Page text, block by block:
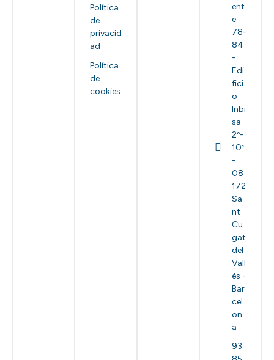
Política
de
privacid
ad
Política
de
cookies
ent
e
78-
84
-
Edi
fici
o
Inbi
sa
2º-
10ª
-
08
172
Sa
nt
Cu
gat
del
Vall
ès -
Bar
cel
on
a
93